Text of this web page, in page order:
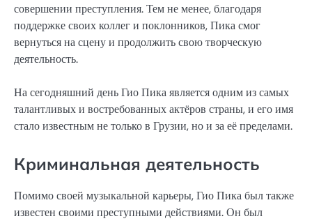
совершении преступления. Тем не менее, благодаря
поддержке своих коллег и поклонников, Пика смог
вернуться на сцену и продолжить свою творческую
деятельность.
На сегодняшний день Гио Пика является одним из самых
талантливых и востребованных актёров страны, и его имя
стало известным не только в Грузии, но и за её пределами.
Криминальная деятельность
Помимо своей музыкальной карьеры, Гио Пика был также
известен своими преступными действиями. Он был